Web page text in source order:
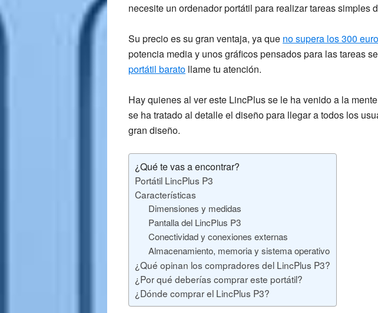
necesite un ordenador portátil para realizar tareas simples
Su precio es su gran ventaja, ya que no supera los300
potencia media y unos gráficos pensados para las tareas
portátil barato llame tu atención.
Hay quienes al ver este LincPlus se le ha venido a la
se ha tratado al detalle el diseño para llegar a todos los
gran diseño.
¿Qué te vas a encontrar?
Portátil LincPlus P3
Características
Dimensiones y medidas
Pantalla del LincPlus P3
Conectividad y conexiones externas
Almacenamiento, memoria y sistema operativo
¿Qué opinan los compradores del LincPlus P3?
¿Por qué deberías comprar este portátil?
¿Dónde comprar el LincPlus P3?